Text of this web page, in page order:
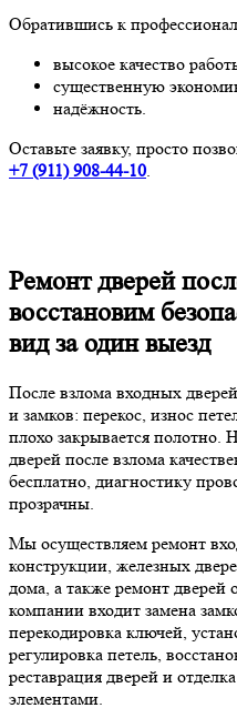
Обратившись к
высокое качество
существенную
надёжность.
Оставьте заявку, просто
+7 (911) 908-44-10.
Ремонт дверей
восстановим
вид за один выезд
После взлома входных
и замков: перекос, износ
плохо закрывается
дверей после взлома
бесплатно, диагностику
прозрачны.
Мы осуществляем ремонт
конструкции, железных
дома, а также ремонт
компании входит замена
перекодировка ключей,
регулировка петель,
реставрация дверей и
элементами.